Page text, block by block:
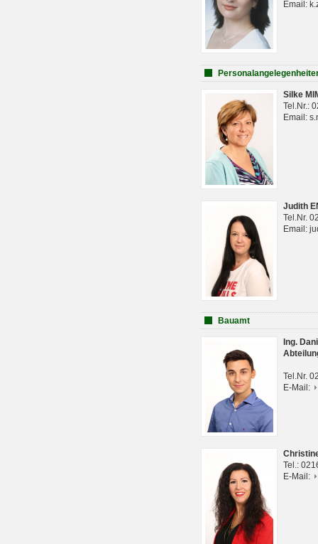
Email:
Silke
Tel.Nr.:
Email:
Judith
Tel.Nr.
Email:
Bauamt
Ing.
Tel.Nr.
E-Mail:
Tel.:
E-Mail: